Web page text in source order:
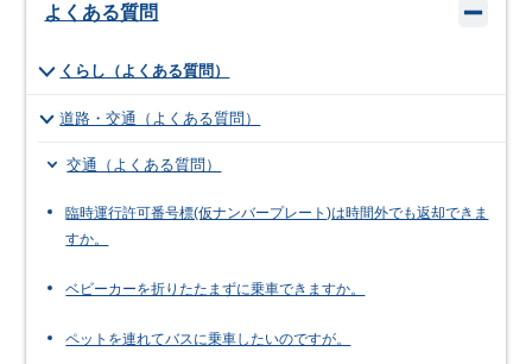
よくある質問
くらし（よくある質問）
道路・交通（よくある質問）
交通（よくある質問）
臨時運行許可番号標(仮ナンバープレート)は時間外でも返却できま
すか。
ベビーカーを折りたたまずに乗車できますか。
ペットを連れてバスに乗車したいのですが。